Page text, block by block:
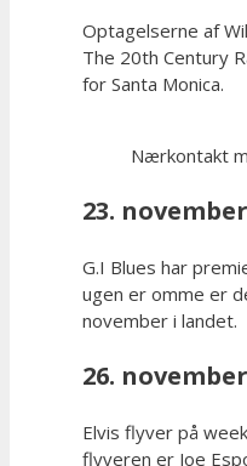
Optagelserne af
The 20th Century
for Santa Monica.
Nærkontakt
23. november
G.I Blues har
ugen er omme er
november i landet.
26. november
Elvis flyver på
flyveren er Joe